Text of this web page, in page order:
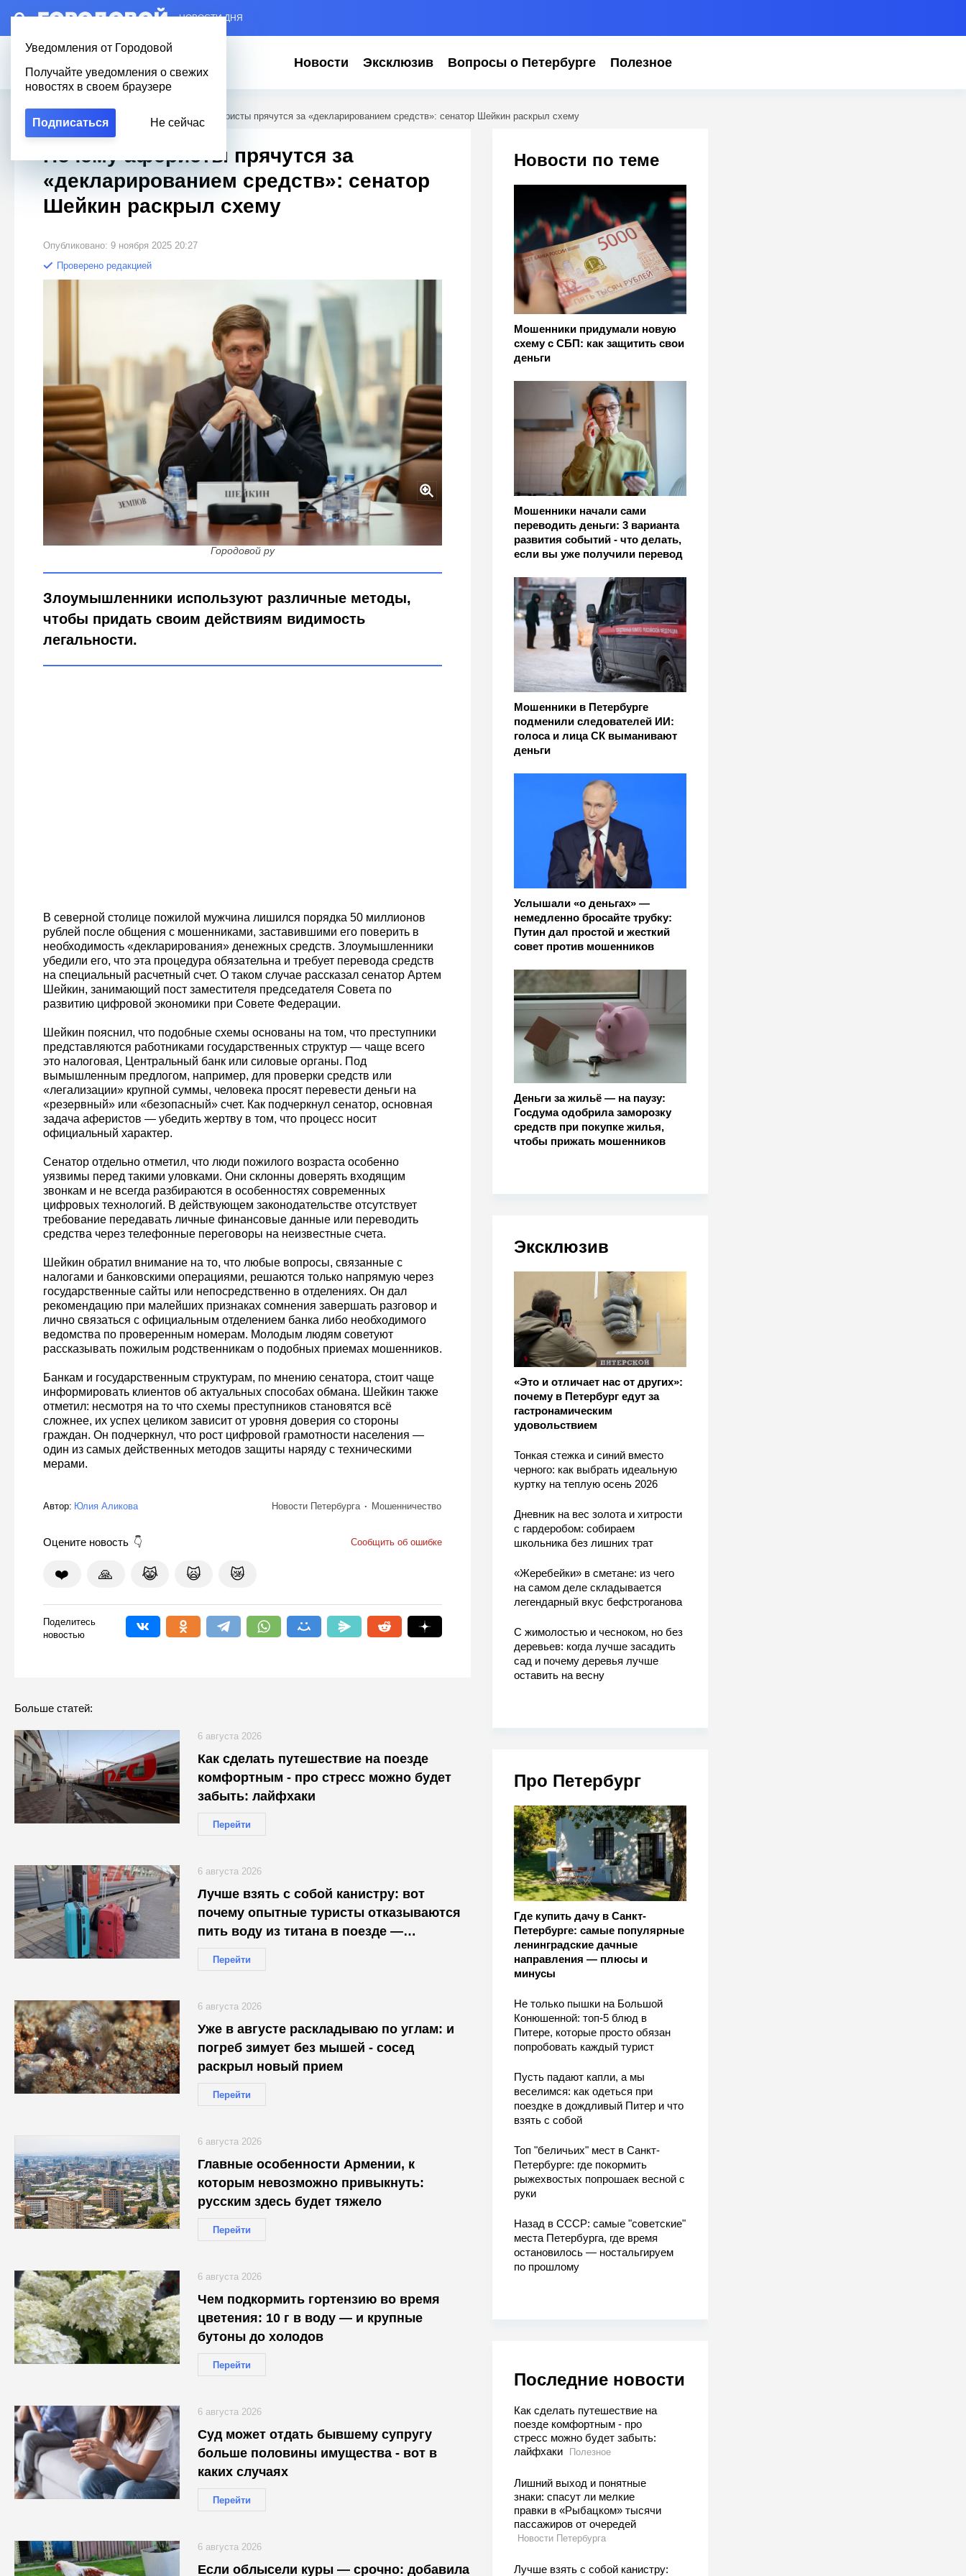
– НОВОСТИ ДНЯ
Уведомления от Городовой
Получайте уведомления о свежих
новостях в своем браузере
Подписаться Не сейчас
Новости Эксклюзив Вопросы о Петербурге Полезное
Городовой Новости Петербурга Почему аферисты прячутся за «декларированием средств»: сенатор Шейкин раскрыл схему
Новости по теме
Мошенники придумали новую
схему с СБП: как защитить свои
деньги
Мошенники начали сами
переводить деньги: 3 варианта
развития событий - что делать,
если вы уже получили перевод
Мошенники в Петербурге
подменили следователей ИИ:
голоса и лица СК выманивают
деньги
Услышали «о деньгах» —
немедленно бросайте трубку:
Путин дал простой и жесткий
совет против мошенников
Деньги за жильё — на паузу:
Госдума одобрила заморозку
средств при покупке жилья,
чтобы прижать мошенников
Эксклюзив
«Это и отличает нас от других»:
почему в Петербург едут за
гастронамическим
удовольствием
Тонкая стежка и синий вместо
черного: как выбрать идеальную
куртку на теплую осень 2026
Дневник на вес золота и хитрости
с гардеробом: собираем
школьника без лишних трат
«Жеребейки» в сметане: из чего
на самом деле складывается
легендарный вкус бефстроганова
С жимолостью и чесноком, но без
деревьев: когда лучше засадить
сад и почему деревья лучше
оставить на весну
Про Петербург
Где купить дачу в Санкт-
Петербурге: самые популярные
ленинградские дачные
направления — плюсы и
минусы
Не только пышки на Большой
Конюшенной: топ-5 блюд в
Питере, которые просто обязан
попробовать каждый турист
Пусть падают капли, а мы
веселимся: как одеться при
поездке в дождливый Питер и что
взять с собой
Топ "беличьих" мест в Санкт-
Петербурге: где покормить
рыжехвостых попрошаек весной с
руки
Назад в СССР: самые "советские"
места Петербурга, где время
остановилось — ностальгируем
по прошлому
Последние новости
Как сделать путешествие на
поезде комфортным - про
стресс можно будет забыть:
лайфхаки
Полезное
Лишний выход и понятные
знаки: спасут ли мелкие
правки в «Рыбацком» тысячи
пассажиров от очередей
Новости Петербурга
Лучше взять с собой канистру:
Почему аферисты прячутся за
«декларированием средств»: сенатор
Шейкин раскрыл схему
Опубликовано: 9 ноября 2025 20:27
Проверено редакцией
Почему аферисты прячутся за «декларированием средств»: сенатор Шейкин
раскрыл схему
Городовой ру
Злоумышленники используют различные методы,
чтобы придать своим действиям видимость
легальности.
В северной столице пожилой мужчина лишился порядка 50 миллионов
рублей после общения с мошенниками, заставившими его поверить в
необходимость «декларирования» денежных средств. Злоумышленники
убедили его, что эта процедура обязательна и требует перевода средств
на специальный расчетный счет. О таком случае рассказал сенатор Артем
Шейкин, занимающий пост заместителя председателя Совета по
развитию цифровой экономики при Совете Федерации.
Шейкин пояснил, что подобные схемы основаны на том, что преступники
представляются работниками государственных структур — чаще всего
это налоговая, Центральный банк или силовые органы. Под
вымышленным предлогом, например, для проверки средств или
«легализации» крупной суммы, человека просят перевести деньги на
«резервный» или «безопасный» счет. Как подчеркнул сенатор, основная
задача аферистов — убедить жертву в том, что процесс носит
официальный характер.
Сенатор отдельно отметил, что люди пожилого возраста особенно
уязвимы перед такими уловками. Они склонны доверять входящим
звонкам и не всегда разбираются в особенностях современных
цифровых технологий. В действующем законодательстве отсутствует
требование передавать личные финансовые данные или переводить
средства через телефонные переговоры на неизвестные счета.
Шейкин обратил внимание на то, что любые вопросы, связанные с
налогами и банковскими операциями, решаются только напрямую через
государственные сайты или непосредственно в отделениях. Он дал
рекомендацию при малейших признаках сомнения завершать разговор и
лично связаться с официальным отделением банка либо необходимого
ведомства по проверенным номерам. Молодым людям советуют
рассказывать пожилым родственникам о подобных приемах мошенников.
Банкам и государственным структурам, по мнению сенатора, стоит чаще
информировать клиентов об актуальных способах обмана. Шейкин также
отметил: несмотря на то что схемы преступников становятся всё
сложнее, их успех целиком зависит от уровня доверия со стороны
граждан. Он подчеркнул, что рост цифровой грамотности населения —
один из самых действенных методов защиты наряду с техническими
мерами.
Автор: Юлия Аликова Новости Петербурга Мошенничество
Оцените новость Сообщить об ошибке
❤️ 🙏 😹 🙀 😿
Поделитесь
новостью
Больше статей:
Как сделать путешествие на поезде
комфортным - про стресс можно будет
забыть: лайфхаки
Перейти
6 августа 2026
Лучше взять с собой канистру: вот
почему опытные туристы отказываются
пить воду из титана в поезде —
Перейти
6 августа 2026
Уже в августе раскладываю по углам: и
погреб зимует без мышей - сосед
раскрыл новый прием
Перейти
6 августа 2026
Главные особенности Армении, к
которым невозможно привыкнуть:
русским здесь будет тяжело
Перейти
6 августа 2026
Чем подкормить гортензию во время
цветения: 10 г в воду — и крупные
бутоны до холодов
Перейти
6 августа 2026
Суд может отдать бывшему супругу
больше половины имущества - вот в
каких случаях
Перейти
6 августа 2026
Если облысели куры — срочно: добавила
6 августа 2026